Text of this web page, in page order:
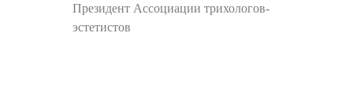
Президент Ассоциации трихологов-
эстетистов